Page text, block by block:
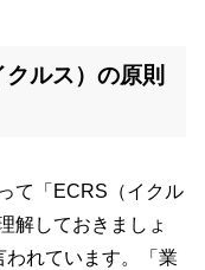
ルス）の原則
て「ECRS（イクル
解しておきましょ
われています。「業